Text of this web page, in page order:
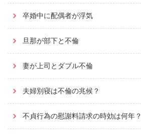
卒婚中に配偶者が浮気
旦那が部下と不倫
妻が上司とダブル不倫
夫婦別寝は不倫の兆候？
不貞行為の慰謝料請求の時効は何年？